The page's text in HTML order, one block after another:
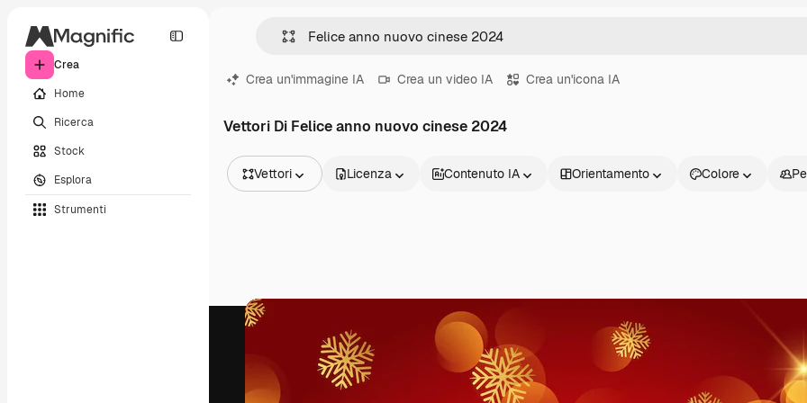
Crea
Home
Ricerca
Stock
Esplora
Strumenti
Crea un'immagine IA Crea un video IA Crea un'icona IA
Vettori Di Felice anno nuovo cinese 2024
Vettori
Video
Clip video
Modelli di video
Modelli 3D
Font
Licenza Contenuto IA Orientamento Colore
Inizia